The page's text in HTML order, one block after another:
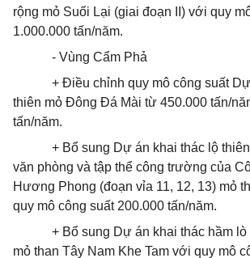
rộng mỏ Suối Lại (giai đoạn II) với quy
1.000.000 tấn/năm.
- Vùng Cẩm Phả
+ Điều chỉnh quy mô công suất
thiên mỏ Đông Đá Mài từ 450.000 tấn/
tấn/năm.
+ Bổ sung Dự án khai thác lộ
văn phòng và tập thể công trường của
Hương Phong (đoạn vỉa 11, 12, 13) mỏ
quy mô công suất 200.000 tấn/năm.
+ Bổ sung Dự án khai thác hầm
mỏ than Tây Nam Khe Tam với quy mô